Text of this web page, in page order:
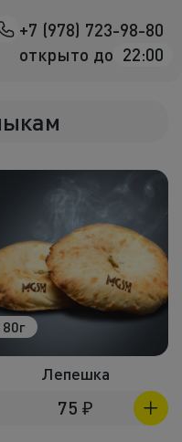
+7 (978) 723-98-80
открыто до 22:00
Назад
Овощи на
Салаты
К
В лаваше
Холодные
Лепешка
75 ₽